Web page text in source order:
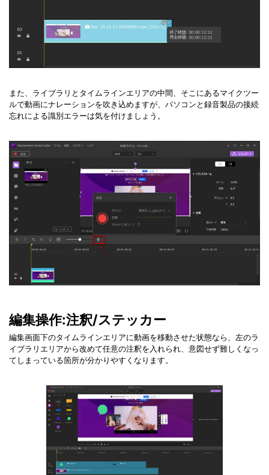
また、ライブラリとタイムラインエリアの中間、そこにあるマイクツー
ルで動画にナレーションを吹き込めますが、パソコンと録音製品の接続
忘れによる識別エラーは気を付けましょう。
編集操作:注釈/ステッカー
編集画面下のタイムラインエリアに動画を移動させた状態なら、左のラ
イブラリエリアから改めて任意の注釈を入れられ、意図せず難しくなっ
てしまっている箇所が分かりやすくなります。